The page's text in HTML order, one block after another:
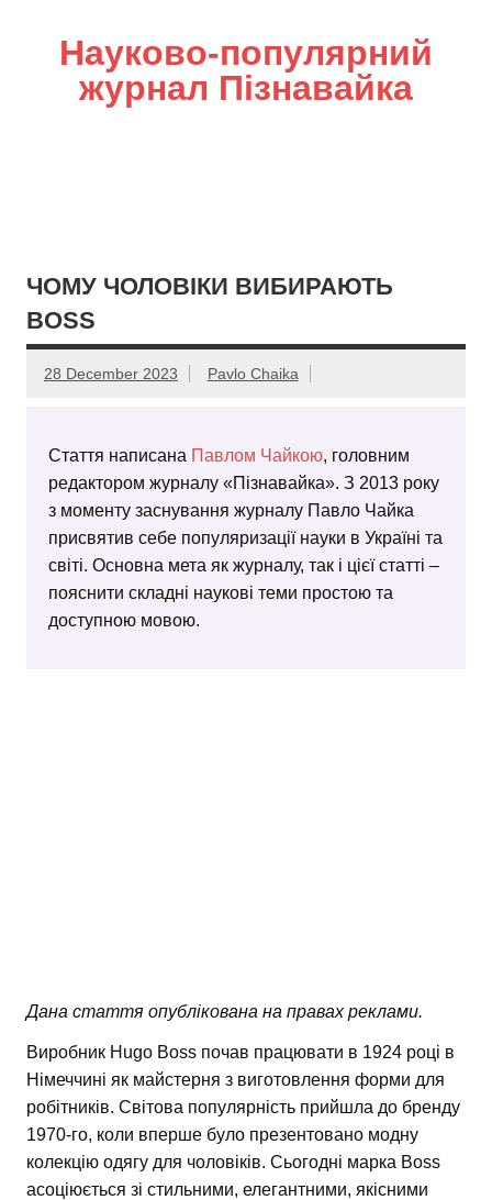
Науково-популярний
журнал Пізнавайка
ЧОМУ ЧОЛОВІКИ ВИБИРАЮТЬ
BOSS
28 December 2023 Pavlo Chaika
Стаття написана Павлом Чайкою, головним
редактором журналу «Пізнавайка». З 2013 року
з моменту заснування журналу Павло Чайка
присвятив себе популяризації науки в Україні та
світі. Основна мета як журналу, так і цієї статті –
пояснити складні наукові теми простою та
доступною мовою.
Дана стаття опублікована на правах реклами.
Виробник Hugo Boss почав працювати в 1924 році в
Німеччині як майстерня з виготовлення форми для
робітників. Світова популярність прийшла до бренду
1970-го, коли вперше було презентовано модну
колекцію одягу для чоловіків. Сьогодні марка Boss
асоціюється зі стильними, елегантними, якісними